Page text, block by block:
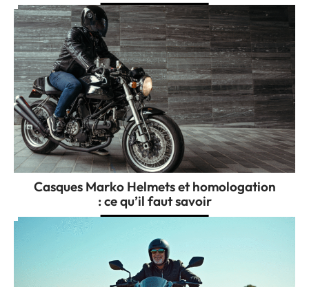
Casques Marko Helmets et homologation
: ce qu’il faut savoir